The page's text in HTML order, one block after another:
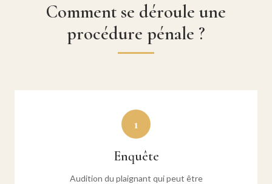
Comment se déroule une
procédure pénale ?
1
Enquête
Audition du plaignant qui peut être